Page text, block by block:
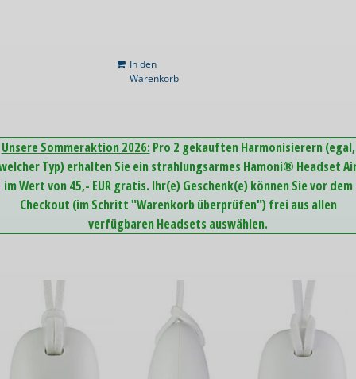
In den
Warenkorb
Unsere Sommeraktion 2026: Pro 2 gekauften Harmonisierern (egal,
Typ) erhalten Sie ein strahlungsarmes Hamoni® Headset
im Wert von 45,- EUR gratis. Ihr(e) Geschenk(e) können Sie vor dem
Checkout (im Schritt "Warenkorb überprüfen") frei aus allen
verfügbaren Headsets auswählen.